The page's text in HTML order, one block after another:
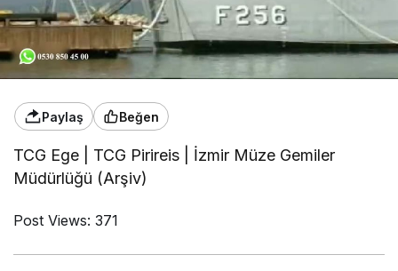
Paylaş Beğen
TCG Ege | TCG Pirireis | İzmir Müze Gemiler
Müdürlüğü (Arşiv)
Post Views: 371